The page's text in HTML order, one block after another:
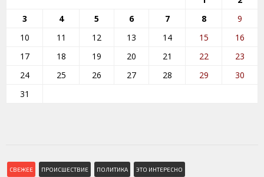
3
4 5 6 7 8
9
10
11 12 13 14 15
16
17
18 19 20 21 22
23
24
25 26 27 28 29
30
31
СВЕЖЕЕ ПРОИСШЕСТВИЕ ПОЛИТИКА ЭТО ИНТЕРЕСНО